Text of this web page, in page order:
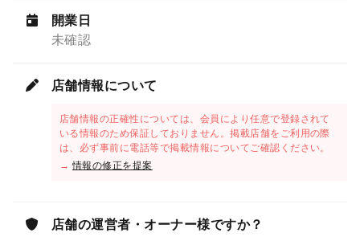
開業日
未確認
店舗情報について
店舗情報の正確性については、会員により任意で登録されて
いる情報のため保証しておりません。掲載店舗をご利用の際
は、必ず事前に電話等で掲載情報についてご確認ください。
→情報の修正を提案
店舗の運営者・オーナー様ですか？